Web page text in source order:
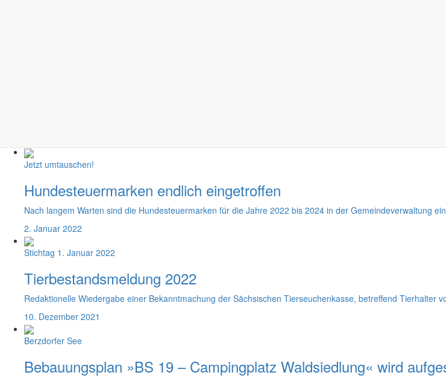
Geltungsbereich des Bebauungsplanes »BS 03 – ehemalige
Redaktionelle Wiedergabe der Bekanntmachung über die Änderung des Geltungsbereiches des
Der vorhabenbezogene Bebauungsplan "BS 02 – Ferienhaussiedlung Tauchritz" am Berzdorfer See wurde
Jetzt umtauschen!
Hundesteuermarken endlich eingetroffen
Nach langem Warten sind die Hundesteuermarken für die Jahre 2022 bis 2024 in der Gemeindeverwaltung
2. Januar 2022
Stichtag 1. Januar 2022
Tierbestandsmeldung 2022
Redaktionelle Wiedergabe einer Bekanntmachung der Sächsischen Tierseuchenkasse, betreffend Tierhalter
10. Dezember 2021
Berzdorfer See
Bebauungsplan »BS 19 – Campingplatz Waldsiedlung« wird